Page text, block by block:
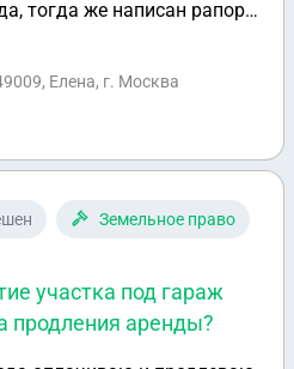
тогда же написан рапорт
контракта без даты по
рапорт на
заканчивается
беременность,
Елена, г. Москва
Земельное право
участка под гараж
продления аренды?